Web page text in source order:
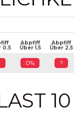
0.5
Abpfiff
Über 1.5
Abpfiff
Über 2.5
0% ?